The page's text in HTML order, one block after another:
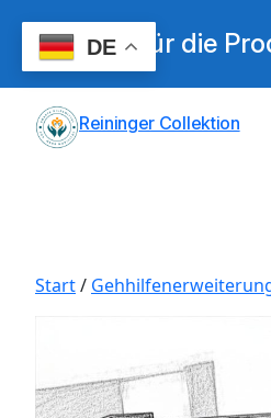
Für die
Inhalt
springen
Reininger Collektion
Start/
DE